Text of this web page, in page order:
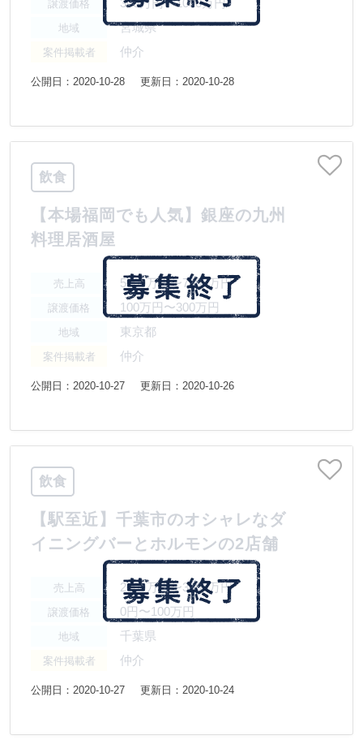
譲渡価格 300万円〜1000万円
地域 宮城県
案件掲載者 仲介
公開日：2020-10-28 更新日：2020-10-28
飲食
【本場福岡でも人気】銀座の九州
料理居酒屋
売上高 5000万円〜7500万円
譲渡価格 100万円〜300万円
地域 東京都
案件掲載者 仲介
公開日：2020-10-27 更新日：2020-10-26
飲食
【駅至近】千葉市のオシャレなダ
イニングバーとホルモンの2店舗
売上高 2000万円〜3000万円
譲渡価格 0円〜100万円
地域 千葉県
案件掲載者 仲介
公開日：2020-10-27 更新日：2020-10-24